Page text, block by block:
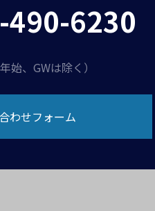
490-6230
始、GWは除く）
わせフォーム